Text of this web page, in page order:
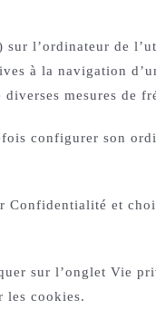
l’ordinateur de
à la navigation
mesures de
configurer son
et
sur l’onglet Vie
les cookies.